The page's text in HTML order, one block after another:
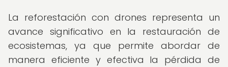
La reforestación con drones representa un
avance significativo en la restauración de
ecosistemas, ya que permite abordar de
manera eficiente y efectiva la pérdida de